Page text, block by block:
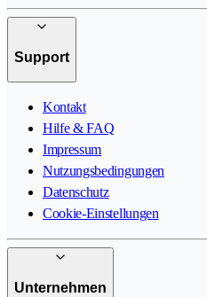
Support
Kontakt
Hilfe & FAQ
Impressum
Nutzungsbedingungen
Datenschutz
Cookie-Einstellungen
Unternehmen